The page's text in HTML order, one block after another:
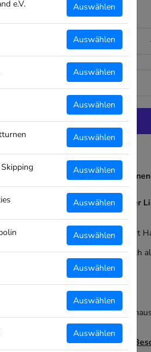
e.V. Auswählen
Auswählen
Auswählen
Auswählen
Auswählen
Auswählen
Auswählen
Auswählen
Auswählen
Auswählen
Auswählen
Menge:
Supporte
im Design der
Ein
"Must
Ideal auch
Druck:
KK
Individuelle